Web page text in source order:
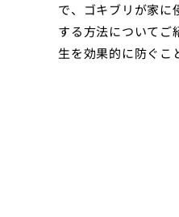
で、ゴキブリが家に
する方法についてご
生を効果的に防ぐこ